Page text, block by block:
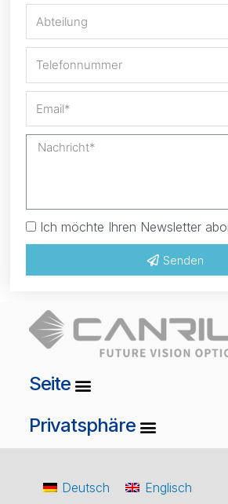
Ich möchte Ihren Newsletter
Senden
Seite
Privatsphäre
Deutsch Englisch